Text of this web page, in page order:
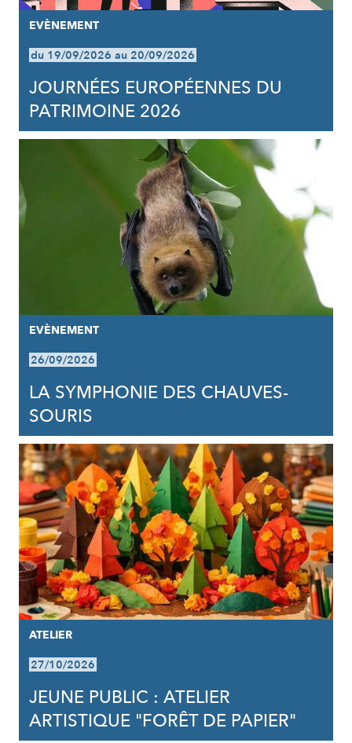
EVÈNEMENT
du 19/09/2026 au 20/09/2026
JOURNÉES EUROPÉENNES DU
PATRIMOINE 2026
EVÈNEMENT
26/09/2026
LA SYMPHONIE DES CHAUVES-
SOURIS
ATELIER
27/10/2026
JEUNE PUBLIC : ATELIER
ARTISTIQUE "FORÊT DE PAPIER"